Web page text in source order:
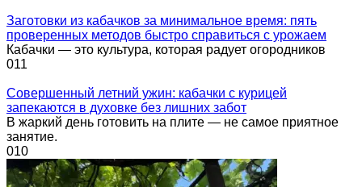
Заготовки из кабачков за минимальное время: пять
проверенных методов быстро справиться с урожаем
Кабачки — это культура, которая радует огородников
011
Совершенный летний ужин: кабачки с курицей
запекаются в духовке без лишних забот
В жаркий день готовить на плите — не самое приятное
занятие.
010